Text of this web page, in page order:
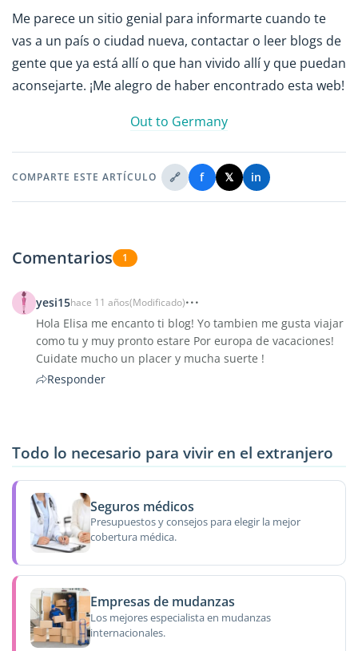
Me parece un sitio genial para informarte cuando te
vas a un país o ciudad nueva, contactar o leer blogs de
gente que ya está allí o que han vivido allí y que puedan
aconsejarte. ¡Me alegro de haber encontrado esta web!
Out to Germany
COMPARTE ESTE ARTÍCULO 🔗 f 𝕏 in
Comentarios 1
yesi15hace 11 años(Modificado)
Hola Elisa me encanto ti blog! Yo tambien me gusta viajar
como tu y muy pronto estare Por europa de vacaciones!
Cuidate mucho un placer y mucha suerte !
Responder
Todo lo necesario para vivir en el extranjero
Seguros médicos
Presupuestos y consejos para elegir la mejor
cobertura médica.
Empresas de mudanzas
Los mejores especialista en mudanzas
internacionales.